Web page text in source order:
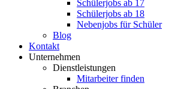
Schülerjobs ab 17
Schülerjobs ab 18
Nebenjobs für Schüler
Blog
Kontakt
Unternehmen
Dienstleistungen
Mitarbeiter finden